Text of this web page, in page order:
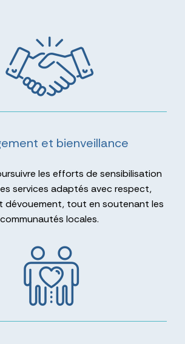
et bienveillance
les efforts de sensibilisation
services adaptés avec respect,
dévouement, tout en soutenant les
communautés locales.